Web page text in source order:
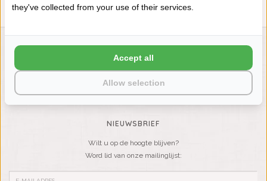
VRAGEN? BEL DAN
+31 (0) 575 511817
NIEUWSBRIEF
Wilt u op de hoogte blijven?
Word lid van onze mailinglijst:
they've collected from your use of their services.
Allow selection
Accept all